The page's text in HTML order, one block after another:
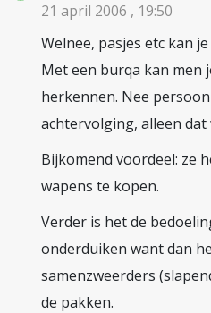
21 april 2006 , 19:50
Welnee, pasjes etc kan
Met een burqa kan men
herkennen. Nee
achtervolging, alleen dat
Bijkomend voordeel: ze
wapens te kopen.
Verder is het de
onderduiken want dan
samenzweerders
de pakken.